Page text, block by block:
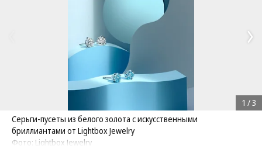
Серьги-пусеты из белого золота с искусственными
бриллиантами от Lightbox Jewelry
Фото: Lightbox Jewelry
1 /3